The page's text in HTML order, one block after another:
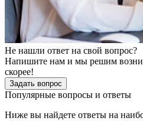
Не нашли ответ на свой вопрос?
Напишите нам и мы решим
скорее!
Задать вопрос
Популярные вопросы и ответы
Ниже вы найдете ответы на